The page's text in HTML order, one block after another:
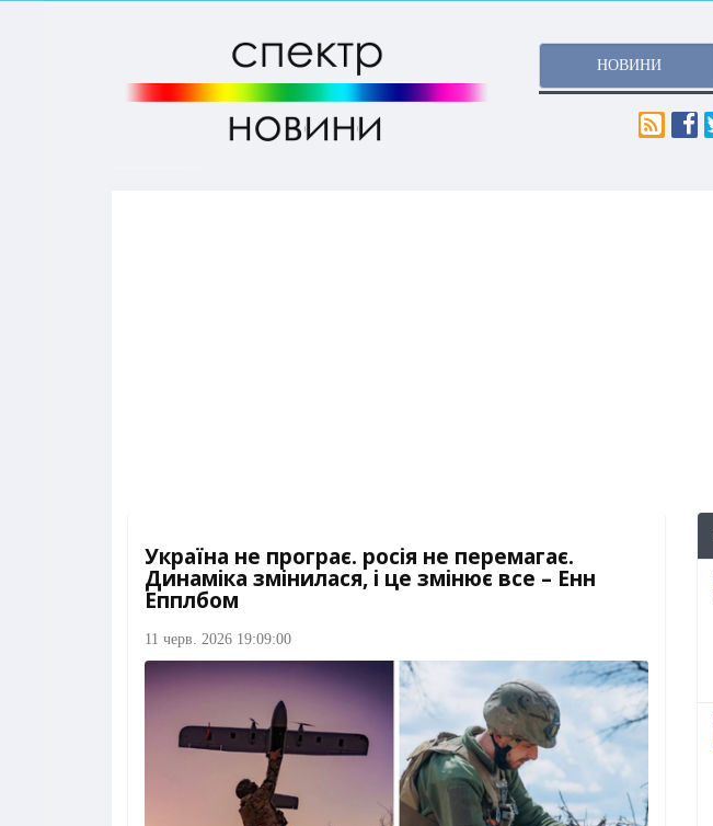
НОВИНИ
Україна не програє. росія не перемагає.
Динаміка змінилася, і це змінює все – Енн
Епплбом
11 черв. 2026 19:09:00